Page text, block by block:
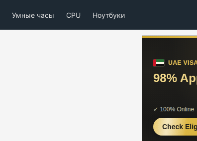
Умные часы CPU Ноутбуки